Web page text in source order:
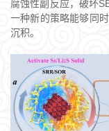
腐蚀性副反应，破坏
一种新的策略能够同
沉积。